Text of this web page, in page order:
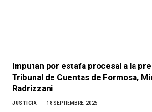
Imputan por estafa procesal a la
Tribunal de Cuentas de Formosa,
Radrizzani
JUSTICIA 18 SEPTIEMBRE, 2025